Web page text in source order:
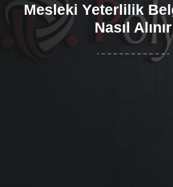
Mesleki Yeterlilik
Nasıl Alınır